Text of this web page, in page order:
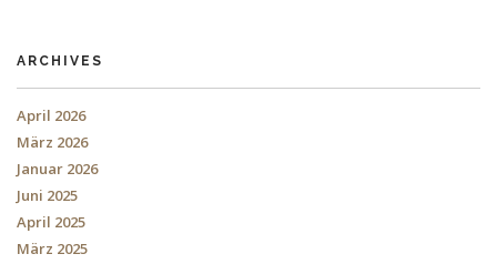
ARCHIVES
April 2026
März 2026
Januar 2026
Juni 2025
April 2025
März 2025